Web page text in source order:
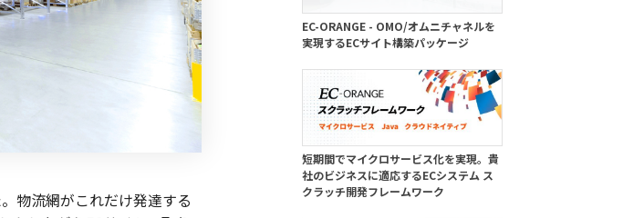
物流網がこれだけ発達する
EC-ORANGE - OMO/オムニチャネルを
実現するECサイト構築パッケージ
短期間でマイクロサービス化を実現。貴
社のビジネスに適応するECシステム ス
クラッチ開発フレームワーク